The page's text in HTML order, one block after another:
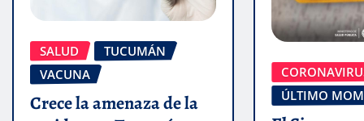
SALUD
TUCUMÁN
VACUNA
Crece la amenaza de la
ÚLTIMO